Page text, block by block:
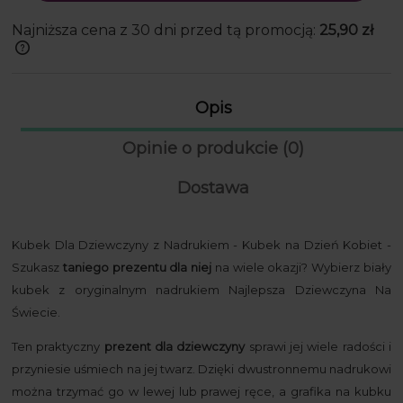
Najniższa cena z 30 dni przed tą promocją: 25,90 zł
cena od momentu, kiedy produkt
pojawił się w sprzedaży.
Opis
Opinie o produkcie (0)
Dostawa
Kubek Dla Dziewczyny z Nadrukiem - Kubek na Dzień Kobiet -
Szukasz taniego prezentu dla niej na wiele okazji? Wybierz biały
kubek z oryginalnym nadrukiem Najlepsza Dziewczyna Na
Świecie.
Ten praktyczny prezent dla dziewczyny sprawi jej wiele radości i
przyniesie uśmiech na jej twarz. Dzięki dwustronnemu nadrukowi
można trzymać go w lewej lub prawej ręce, a grafika na kubku